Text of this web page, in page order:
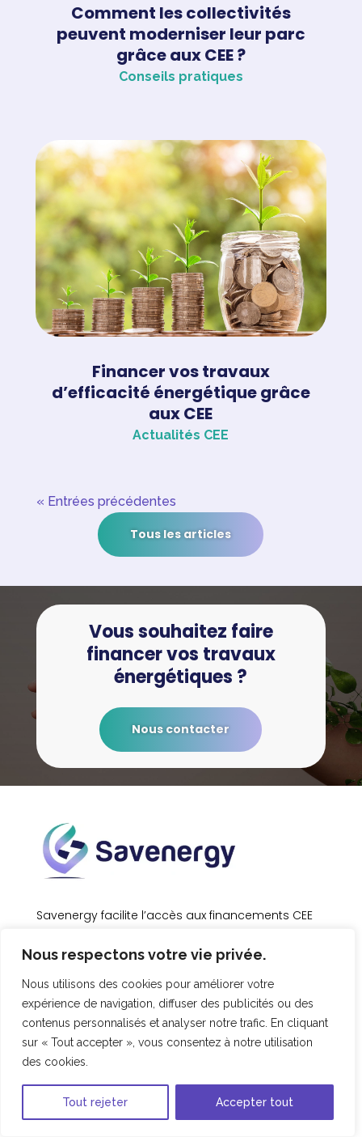
Nous respectons votre vie privée.
Nous utilisons des cookies pour améliorer votre
expérience de navigation, diffuser des publicités ou des
contenus personnalisés et analyser notre trafic. En cliquant
sur « Tout accepter », vous consentez à notre utilisation
des cookies.
Tout rejeter Accepter tout
Comment les collectivités
peuvent moderniser leur parc
grâce aux CEE ?
Conseils pratiques
Financer vos travaux
d’efficacité énergétique grâce
aux CEE
Actualités CEE
« Entrées précédentes
Tous les articles
Vous souhaitez faire
financer vos travaux
énergétiques ?
Nous contacter
Savenergy facilite l’accès aux financements CEE
une approche éthique et qualitative, garantissant
des résultats concrets pour les clients tout en
contribuant à la transition écologique.
Navigation
À propos